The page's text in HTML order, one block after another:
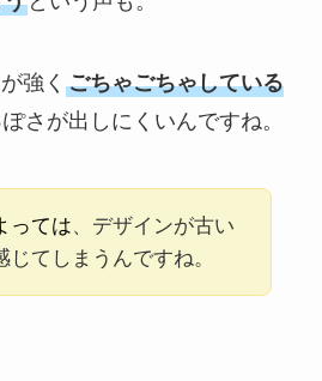
強く ごちゃごちゃしている
さが出しにくいんですね。
っては、デザインが古い
じてしまうんですね。